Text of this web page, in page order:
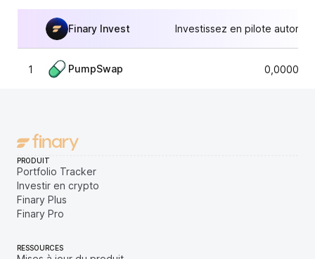
Finary Invest Investissez en pilote
1 PumpSwap
PRODUIT
Portfolio Tracker
Investir en crypto
Finary Plus
Finary Pro
RESSOURCES